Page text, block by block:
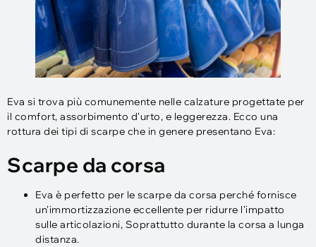
Eva si trova più comunemente nelle calzature progettate per
il comfort, assorbimento d'urto, e leggerezza. Ecco una
rottura dei tipi di scarpe che in genere presentano Eva:
Scarpe da corsa
Eva è perfetto per le scarpe da corsa perché fornisce
un'immortizzazione eccellente per ridurre l'impatto
sulle articolazioni, Soprattutto durante la corsa a lunga
distanza.